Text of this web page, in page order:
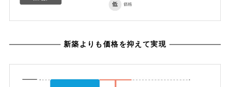
新築よりも価格を抑えて実現